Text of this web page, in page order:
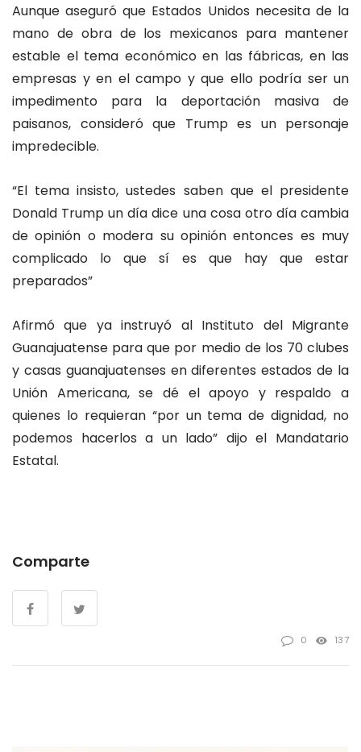
Aunque aseguró que Estados Unidos necesita de la
mano de obra de los mexicanos para mantener
estable el tema económico en las fábricas, en las
empresas y en el campo y que ello podría ser un
impedimento para la deportación masiva de
paisanos, consideró que Trump es un personaje
impredecible.
“El tema insisto, ustedes saben que el presidente
Donald Trump un día dice una cosa otro día cambia
de opinión o modera su opinión entonces es muy
complicado lo que sí es que hay que estar
preparados”
Afirmó que ya instruyó al Instituto del Migrante
Guanajuatense para que por medio de los 70 clubes
y casas guanajuatenses en diferentes estados de la
Unión Americana, se dé el apoyo y respaldo a
quienes lo requieran “por un tema de dignidad, no
podemos hacerlos a un lado” dijo el Mandatario
Estatal.
Comparte
0 137